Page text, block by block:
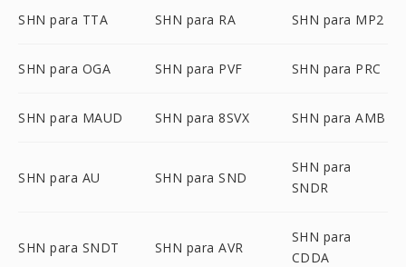
SHN para TTA SHN para RA SHN para MP2
SHN para OGA SHN para PVF SHN para PRC
SHN para MAUD SHN para 8SVX SHN para AMB
SHN para AU SHN para SND
SHN para
SNDR
SHN para SNDT SHN para AVR
SHN para
CDDA